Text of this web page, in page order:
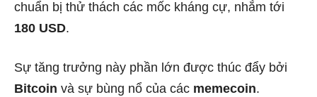
chuẩn bị thử thách các mốc kháng cự, nhắm tới
180 USD.
Sự tăng trưởng này phần lớn được thúc đẩy bởi
Bitcoin và sự bùng nổ của các memecoin.